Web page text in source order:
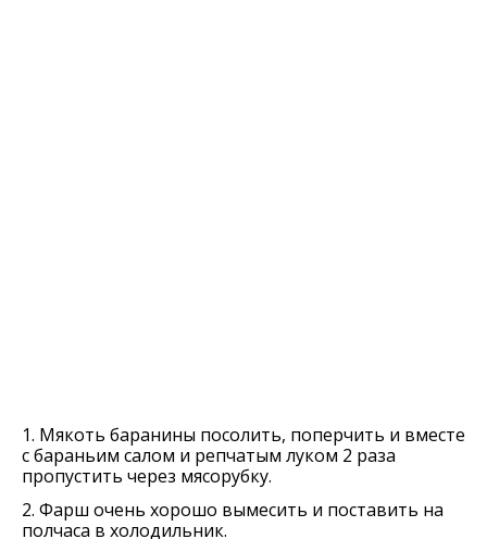
1. Мякоть баранины посолить, поперчить и вместе
с бараньим салом и репчатым луком 2 раза
пропустить через мясорубку.
2. Фарш очень хорошо вымесить и поставить на
полчаса в холодильник.